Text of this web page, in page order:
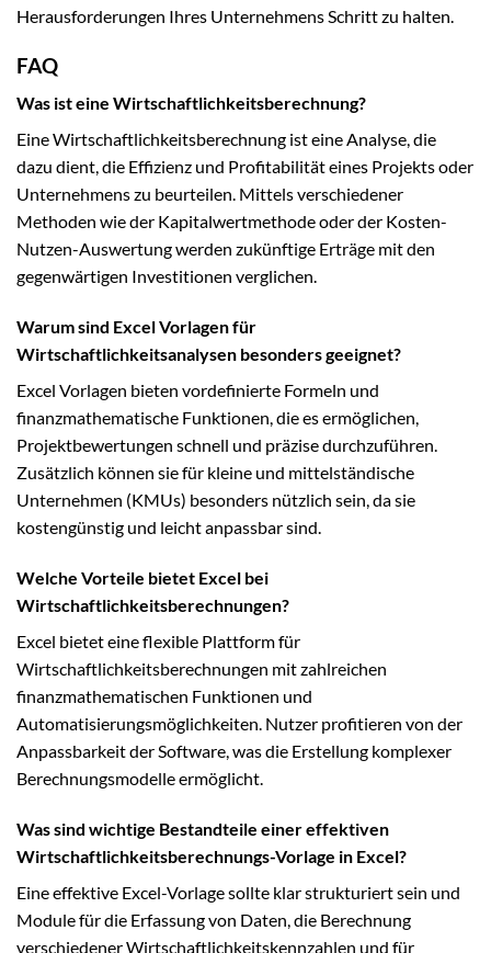
Herausforderungen Ihres Unternehmens Schritt zu halten.
FAQ
Was ist eine Wirtschaftlichkeitsberechnung?
Eine Wirtschaftlichkeitsberechnung ist eine Analyse, die
dazu dient, die Effizienz und Profitabilität eines Projekts oder
Unternehmens zu beurteilen. Mittels verschiedener
Methoden wie der Kapitalwertmethode oder der Kosten-
Nutzen-Auswertung werden zukünftige Erträge mit den
gegenwärtigen Investitionen verglichen.
Warum sind Excel Vorlagen für
Wirtschaftlichkeitsanalysen besonders geeignet?
Excel Vorlagen bieten vordefinierte Formeln und
finanzmathematische Funktionen, die es ermöglichen,
Projektbewertungen schnell und präzise durchzuführen.
Zusätzlich können sie für kleine und mittelständische
Unternehmen (KMUs) besonders nützlich sein, da sie
kostengünstig und leicht anpassbar sind.
Welche Vorteile bietet Excel bei
Wirtschaftlichkeitsberechnungen?
Excel bietet eine flexible Plattform für
Wirtschaftlichkeitsberechnungen mit zahlreichen
finanzmathematischen Funktionen und
Automatisierungsmöglichkeiten. Nutzer profitieren von der
Anpassbarkeit der Software, was die Erstellung komplexer
Berechnungsmodelle ermöglicht.
Was sind wichtige Bestandteile einer effektiven
Wirtschaftlichkeitsberechnungs-Vorlage in Excel?
Eine effektive Excel-Vorlage sollte klar strukturiert sein und
Module für die Erfassung von Daten, die Berechnung
verschiedener Wirtschaftlichkeitskennzahlen und für